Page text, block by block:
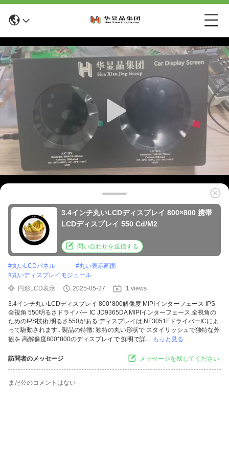
3.4インチ丸いLCDディスプレイ 800×800 携帯
LCDディスプレイ 550 Cd/M2
問い合わせを送信する
#丸いLCDパネル #丸い表示画面
#丸いディスプレイモジュール
円形LCD表示
2025-05-27 1 views
3.4インチ丸いLCDディスプレイ 800*800解像度 MIPIインターフェース IPS
全視角 550明るさドライバー IC JD9365DA MIPIインターフェース,全視角の
ためのIPS技術,明るさ550がある.ディスプレイは,NF3051FドライバーICによ
って駆動されます.. 製品の特徴: 独特の丸い形状で スタイリッシュで独特な外
観を 高解像度800*800のディスプレイで 鮮明で詳... もっと見る
訪問者のメッセージ メッセージを残してください.
まだ公のコメントはない